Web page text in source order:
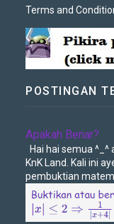
Terms and
POSTINGAN
Apakah Benar?
Hai hai semua ^_^
KnK Land. Kali ini
pembuktian